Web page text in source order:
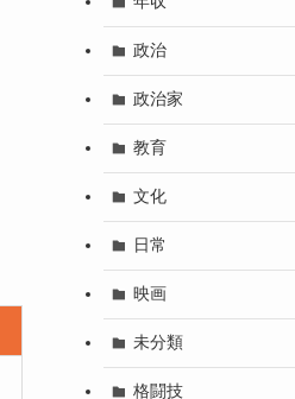
政治
政治家
教育
文化
日常
映画
未分類
格闘技